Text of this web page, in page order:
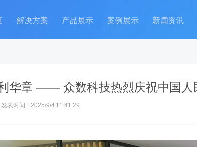
解决方案 产品展示 案例展示 新闻资讯
华章 —— 众数科技热烈庆祝中国人
发表时间：2025/9/4 11:41:29